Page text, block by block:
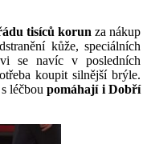
tisíců korun za nákup
kůže, speciálních
se navíc v posledních
koupit silnější brýle.
s léčboupomáhají i Dobří